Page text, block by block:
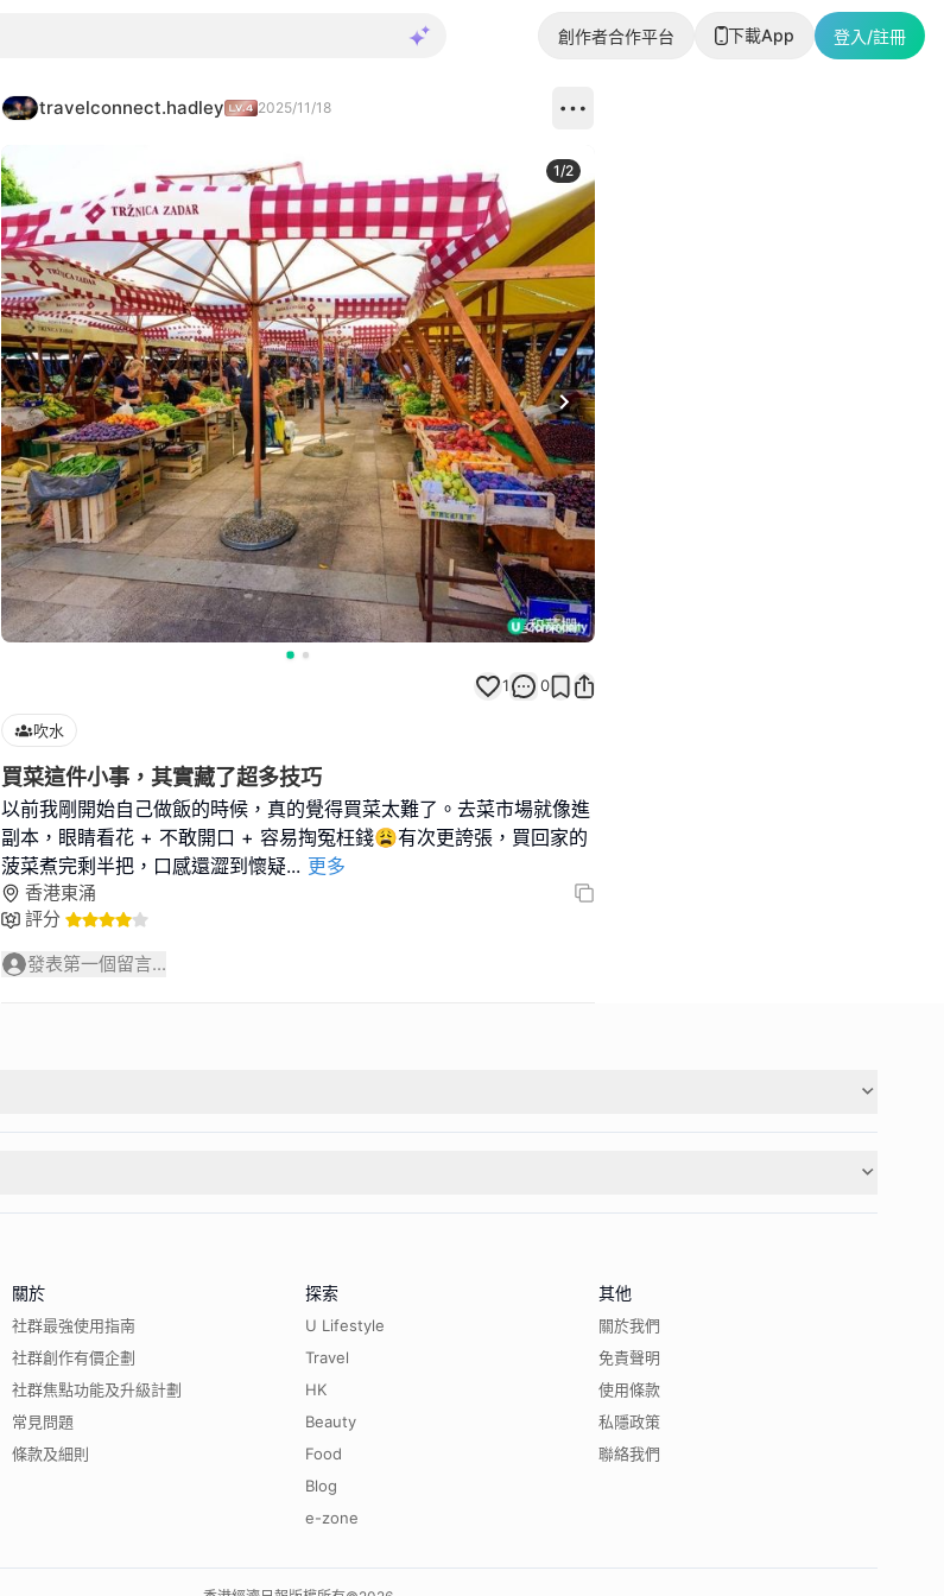
創作者合作平台 下載App 登入/註冊
travelconnect.hadley 2025/11/18
Next slide
1/2
1 0
吹水
買菜這件小事，其實藏了超多技巧
以前我剛開始自己做飯的時候，真的覺得買菜太難了。去菜市場就像進
副本，眼睛看花 + 不敢開口 + 容易掏冤枉錢😩有次更誇張，買回家的
菠菜煮完剩半把，口感還澀到懷疑... 更多
香港東涌
評分
發表第一個留言...
關於
社群最強使用指南
社群創作有價企劃
社群焦點功能及升級計劃
常見問題
條款及細則
探索
U Lifestyle
Travel
HK
Beauty
Food
Blog
e-zone
其他
關於我們
免責聲明
使用條款
私隱政策
聯絡我們